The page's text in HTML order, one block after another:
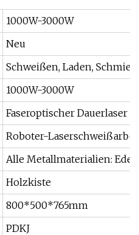
1000W-3000W
Neu
Schweißen, Laden,
1000W-3000W
Faseroptischer Dauerlaser
Roboter-
Alle Metallmaterialien:
Holzkiste
800*500*765mm
PDKJ